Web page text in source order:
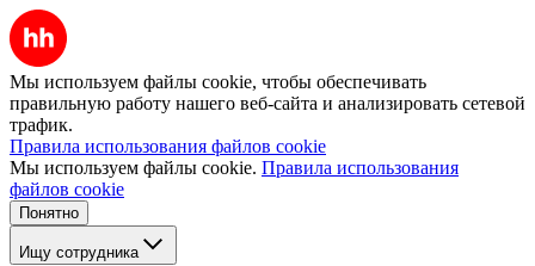
Мы используем файлы cookie, чтобы обеспечивать
правильную работу нашего веб-сайта и анализировать сетевой
трафик.
Правила использования файлов cookie
Мы используем файлы cookie. Правила использования
файлов cookie
Понятно
Ищу сотрудника